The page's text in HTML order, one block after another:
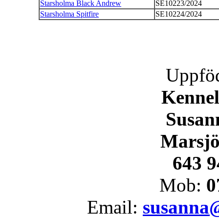
Starsholma Black Andrew
SE10223/2024
Starsholma Spitfire
SE10224/2024
643
Mob:
Email: